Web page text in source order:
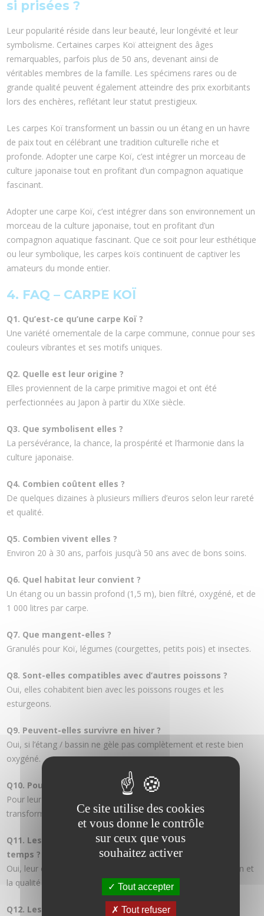
si prisées ?
Leur popularité réside dans leur beauté, leur longévité et leur
symbolisme. Certaines carpes Koï atteignent des âges
remarquables, parfois plus de 50 ans, devenant ainsi de
véritables membres de la famille. Les spécimens rares ou de
grande qualité peuvent également atteindre des prix exorbitants
lors des enchères, reflétant leur statut prestigieux.
Les carpes Koï transforment un bassin ou un étang en un havre
de paix tout en célébrant une tradition culturelle riche et
profonde. Adopter une carpe Koï, c’est intégrer un morceau de
culture japonaise tout en profitant d’un compagnon aquatique
fascinant.
Adopter une carpe Koï, c’est intégrer dans son environnement un
morceau de la culture japonaise, tout en profitant d’un
compagnon aquatique fascinant. Que ce soit pour leur esthétique
ou leur symbolique, les carpes koïs continuent de captiver les
amateurs du monde entier.
4. FAQ – CARPE KOÏ
Q1. Qu’est-ce qu’une carpe Koï ?
Une variété ornementale de la carpe commune, connue pour ses
couleurs vibrantes et ses motifs uniques.
Q2. Quelle est leur origine ?
Elles proviennent de la carpe primitive magoi et ont été
perfectionnées au Japon à partir du XIXe siècle.
Q3. Que symbolisent elles ?
La persévérance, la chance, la prospérité et l’harmonie dans la
culture japonaise.
Q4. Combien coûtent elles ?
De quelques dizaines à plusieurs milliers d’euros selon leur rareté
et qualité.
Q5. Combien vivent elles ?
Environ 20 à 30 ans, parfois jusqu’à 50 ans avec de bons soins.
Q6. Quel habitat leur convient ?
Un étang ou un bassin profond (1,5 m), bien filtré, oxygéné, et de
1 000 litres par carpe.
Q7. Que mangent-elles ?
Granulés pour Koï, légumes (courgettes, petits pois) et insectes.
Q8. Sont-elles compatibles avec d’autres poissons ?
Oui, elles cohabitent bien avec les poissons rouges et les
esturgeons.
Q9. Peuvent-elles survivre en hiver ?
Oui, si l’étang / bassin ne gèle pas complètement et reste bien
oxygéné.
Q10. Pourquoi les carpes Koï sont-elles si prisées ?
Pour leur beauté, leur longévité et leur symbolisme. Elles
transforment l’étang en un espace apaisant.
Q11. Les carpes Koï changent-elles de couleur avec le
temps ?
Oui, leur couleur peut évoluer selon leur âge, leur alimentation et
la qualité de l’eau.
Q12. Les carpes koïs demandent-elles beaucoup
Ce site utilise des cookies
et vous donne le contrôle
sur ceux que vous
souhaitez activer
Tout accepter
Tout refuser